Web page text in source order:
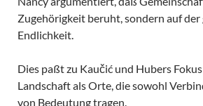
Zugehörigkeit beruht, sondern auf
Endlichkeit.
Dies paßt zu Kaučić und Hubers
Landschaft als Orte, die sowohl
von Bedeutung tragen.